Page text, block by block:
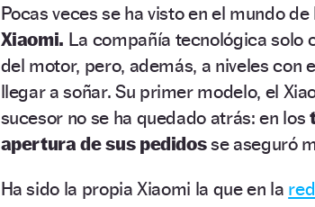
Pocas veces se ha visto en el mundo
Xiaomi. La compañía tecnológica solo
del motor, pero, además, a niveles con
llegar a soñar. Su primer modelo, el
sucesor no se ha quedado atrás: en los
apertura de sus pedidosse aseguró
Ha sido la propia Xiaomi la que en la